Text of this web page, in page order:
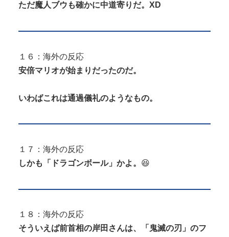
ただ魔人ブウも確かに中道寄りだ。XD
１６：海外の反応
安倍マリオが始まりだったのだ。
いわばこれは通過儀礼のようなもの。
１７：海外の反応
しかも「ドラゴンボール」かよ。 😆
１８：海外の反応
そういえば前首相の岸田さんは、「鬼滅の刃」のフ